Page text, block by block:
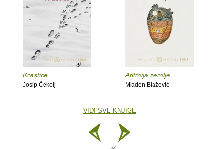
Krastice
Josip Čekolj
Aritmija zemlje
Mladen Blažević
VIDI SVE KNJIGE